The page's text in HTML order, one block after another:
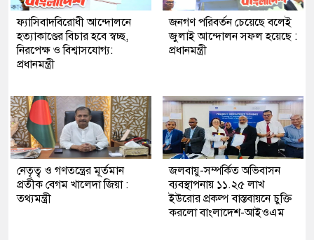
ফ্যাসিবাদবিরোধী আন্দোলনে
হত্যাকাণ্ডের বিচার হবে স্বচ্ছ,
নিরপেক্ষ ও বিশ্বাসযোগ্য:
প্রধানমন্ত্রী
জনগণ পরিবর্তন চেয়েছে বলেই
জুলাই আন্দোলন সফল হয়েছে :
প্রধানমন্ত্রী
নেতৃত্ব ও গণতন্ত্রের মূর্তমান
প্রতীক বেগম খালেদা জিয়া :
তথ্যমন্ত্রী
জলবায়ু-সম্পর্কিত অভিবাসন
ব্যবস্থাপনায় ১১.২৫ লাখ
ইউরোর প্রকল্প বাস্তবায়নে চুক্তি
করলো বাংলাদেশ-আইওএম